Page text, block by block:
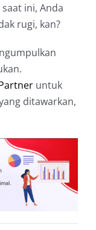
ini, Anda
rugi, kan?
untuk
ditawarkan,